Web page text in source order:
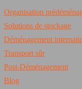
Organisation
Solutions de stockage
Déménagement
Transport sûr
Post-Déménagement
Blog